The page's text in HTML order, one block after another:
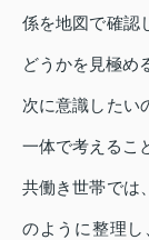
係を地図で確認
どうかを見極め
次に意識したい
一体で考えるこ
共働き世帯では
のように整理